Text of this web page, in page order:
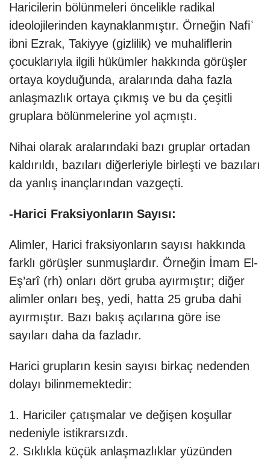
Haricilerin bölünmeleri öncelikle radikal
ideolojilerinden kaynaklanmıştır. Örneğin Nafiʿ
ibni Ezrak, Takiyye (gizlilik) ve muhaliflerin
çocuklarıyla ilgili hükümler hakkında görüşler
ortaya koyduğunda, aralarında daha fazla
anlaşmazlık ortaya çıkmış ve bu da çeşitli
gruplara bölünmelerine yol açmıştı.
Nihai olarak aralarındaki bazı gruplar ortadan
kaldırıldı, bazıları diğerleriyle birleşti ve bazıları
da yanlış inançlarından vazgeçti.
-Harici Fraksiyonların Sayısı:
Alimler, Harici fraksiyonların sayısı hakkında
farklı görüşler sunmuşlardır. Örneğin İmam El-
Eş’arî (rh) onları dört gruba ayırmıştır; diğer
alimler onları beş, yedi, hatta 25 gruba dahi
ayırmıştır. Bazı bakış açılarına göre ise
sayıları daha da fazladır.
Harici grupların kesin sayısı birkaç nedenden
dolayı bilinmemektedir:
1. Hariciler çatışmalar ve değişen koşullar
nedeniyle istikrarsızdı.
2. Sıklıkla küçük anlaşmazlıklar yüzünden